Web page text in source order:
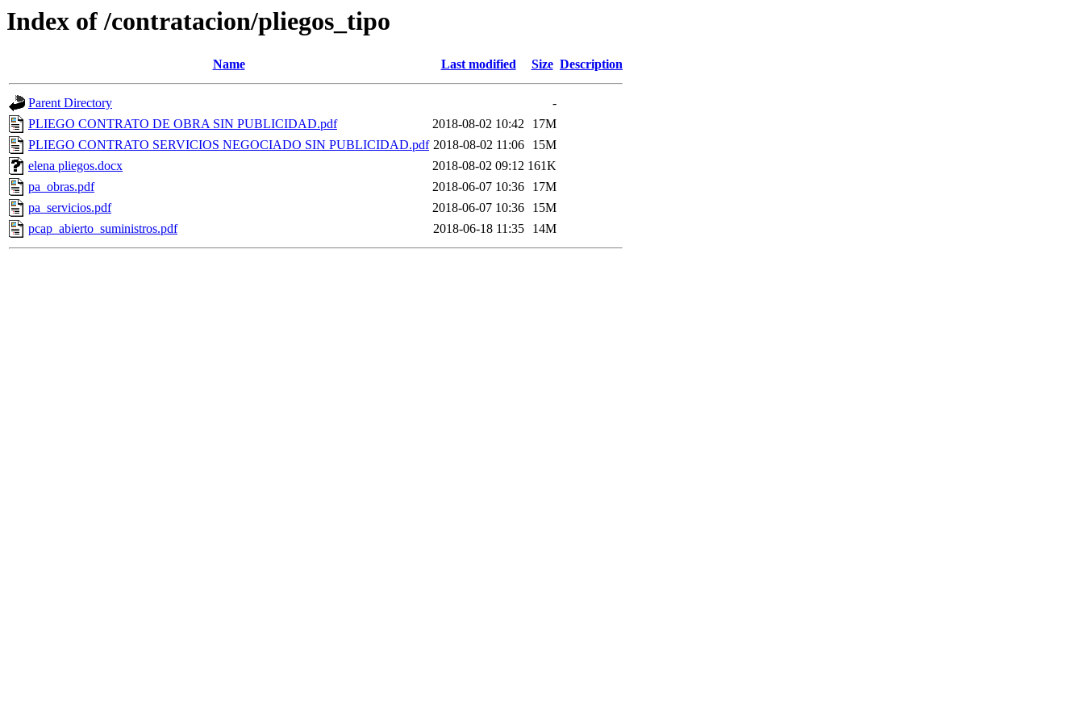
Index of /contratacion/pliegos_tipo
Name Last modified Size Description
Parent Directory
-
PLIEGO CONTRATO DE OBRA SIN PUBLICIDAD.pdf
2018-08-02 10:42
17M
PLIEGO CONTRATO SERVICIOS NEGOCIADO SIN PUBLICIDAD.pdf 2018-08-02 11:06
15M
elena pliegos.docx
2018-08-02 09:12 161K
pa_obras.pdf
2018-06-07 10:36
17M
pa_servicios.pdf
2018-06-07 10:36
15M
pcap_abierto_suministros.pdf
2018-06-18 11:35 14M